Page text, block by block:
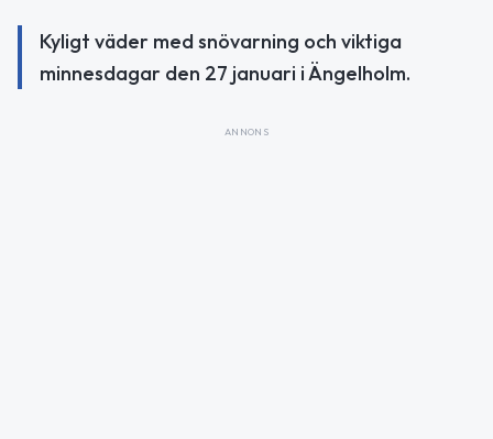
Kyligt väder med snövarning och viktiga
minnesdagar den 27 januari i Ängelholm.
ANNONS